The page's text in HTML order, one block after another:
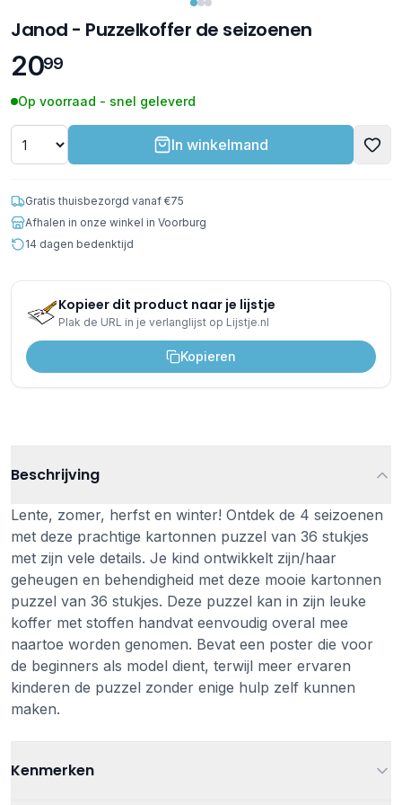
Janod - Puzzelkoffer de seizoenen
2099
Op voorraad - snel geleverd
In winkelmand
Gratis thuisbezorgd vanaf €75
Afhalen in onze winkel in Voorburg
14 dagen bedenktijd
Kopieer dit product naar je lijstje
Plak de URL in je verlanglijst op Lijstje.nl
Kopieren
Beschrijving
Lente, zomer, herfst en winter! Ontdek de 4 seizoenen
met deze prachtige kartonnen puzzel van 36 stukjes
met zijn vele details. Je kind ontwikkelt zijn/haar
geheugen en behendigheid met deze mooie kartonnen
puzzel van 36 stukjes. Deze puzzel kan in zijn leuke
koffer met stoffen handvat eenvoudig overal mee
naartoe worden genomen. Bevat een poster die voor
de beginners als model dient, terwijl meer ervaren
kinderen de puzzel zonder enige hulp zelf kunnen
maken.
Kenmerken